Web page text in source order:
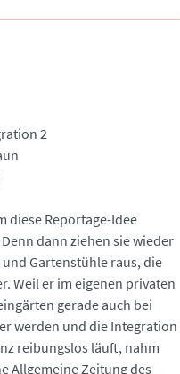
2
diese Reportage-Idee
dann ziehen sie wieder
Gartenstühle raus, die
Weil er im eigenen privaten
gerade auch bei
werden und die Integration
reibungslos läuft, nahm
Allgemeine Zeitung des